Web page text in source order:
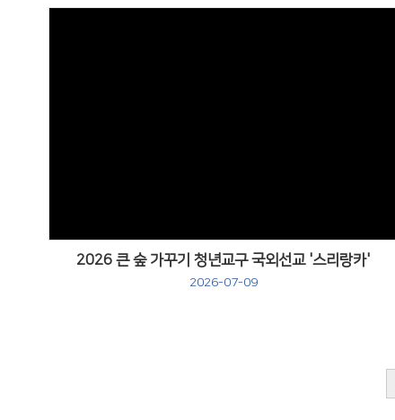
2026 큰 숲 가꾸기 청년교구 국외선교 '스리랑카'
2026-07-09